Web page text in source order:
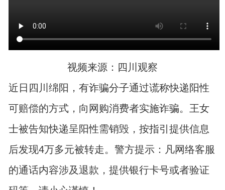
视频来源：四川观察
近日四川绵阳，有诈骗分子通过谎称快递阳性
可赔偿的方式，向网购消费者实施诈骗。王女
士被告知快递呈阳性需销毁，按指引提供信息
后发现4万多元被转走。警方提示：凡网络客服
的通话内容涉及退款，提供银行卡号或者验证